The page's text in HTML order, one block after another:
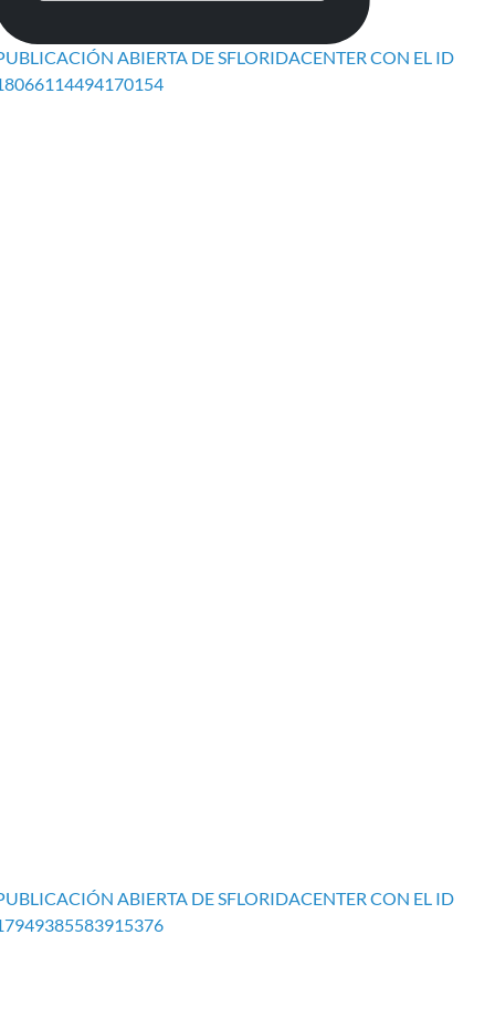
ABIERTA DE SFLORIDACENTER CON EL ID
ABIERTA DE SFLORIDACENTER CON EL ID